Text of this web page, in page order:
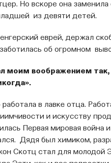
Но вскоре она заменила
из девяти детей.
еврей, держал
об огромном
моим воображением так,
в лавке отца.
и искусству
Первая мировая
Дядя был химиком,
Скотц стал для молодой